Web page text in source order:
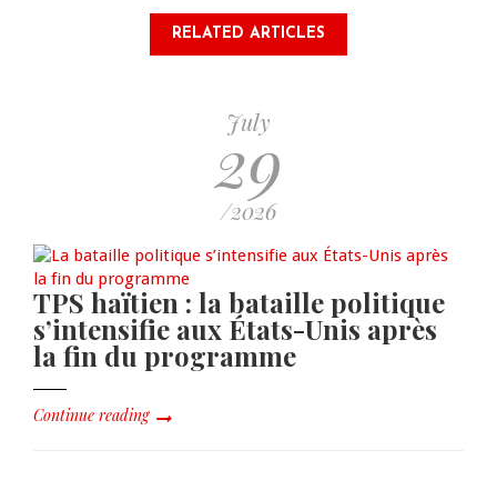
RELATED ARTICLES
July
29
/2026
TPS haïtien : la bataille politique
s’intensifie aux États-Unis après
la fin du programme
Continue reading